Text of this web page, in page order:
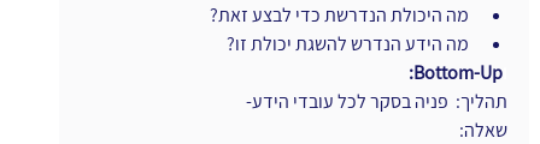
מה היכולת הנדרשת כדי לבצע זאת?
מה הידע הנדרש להשגת יכולת זו?
Bottom-Up:
תהליך:  פניה בסקר לכל עובדי הידע-
שאלה: